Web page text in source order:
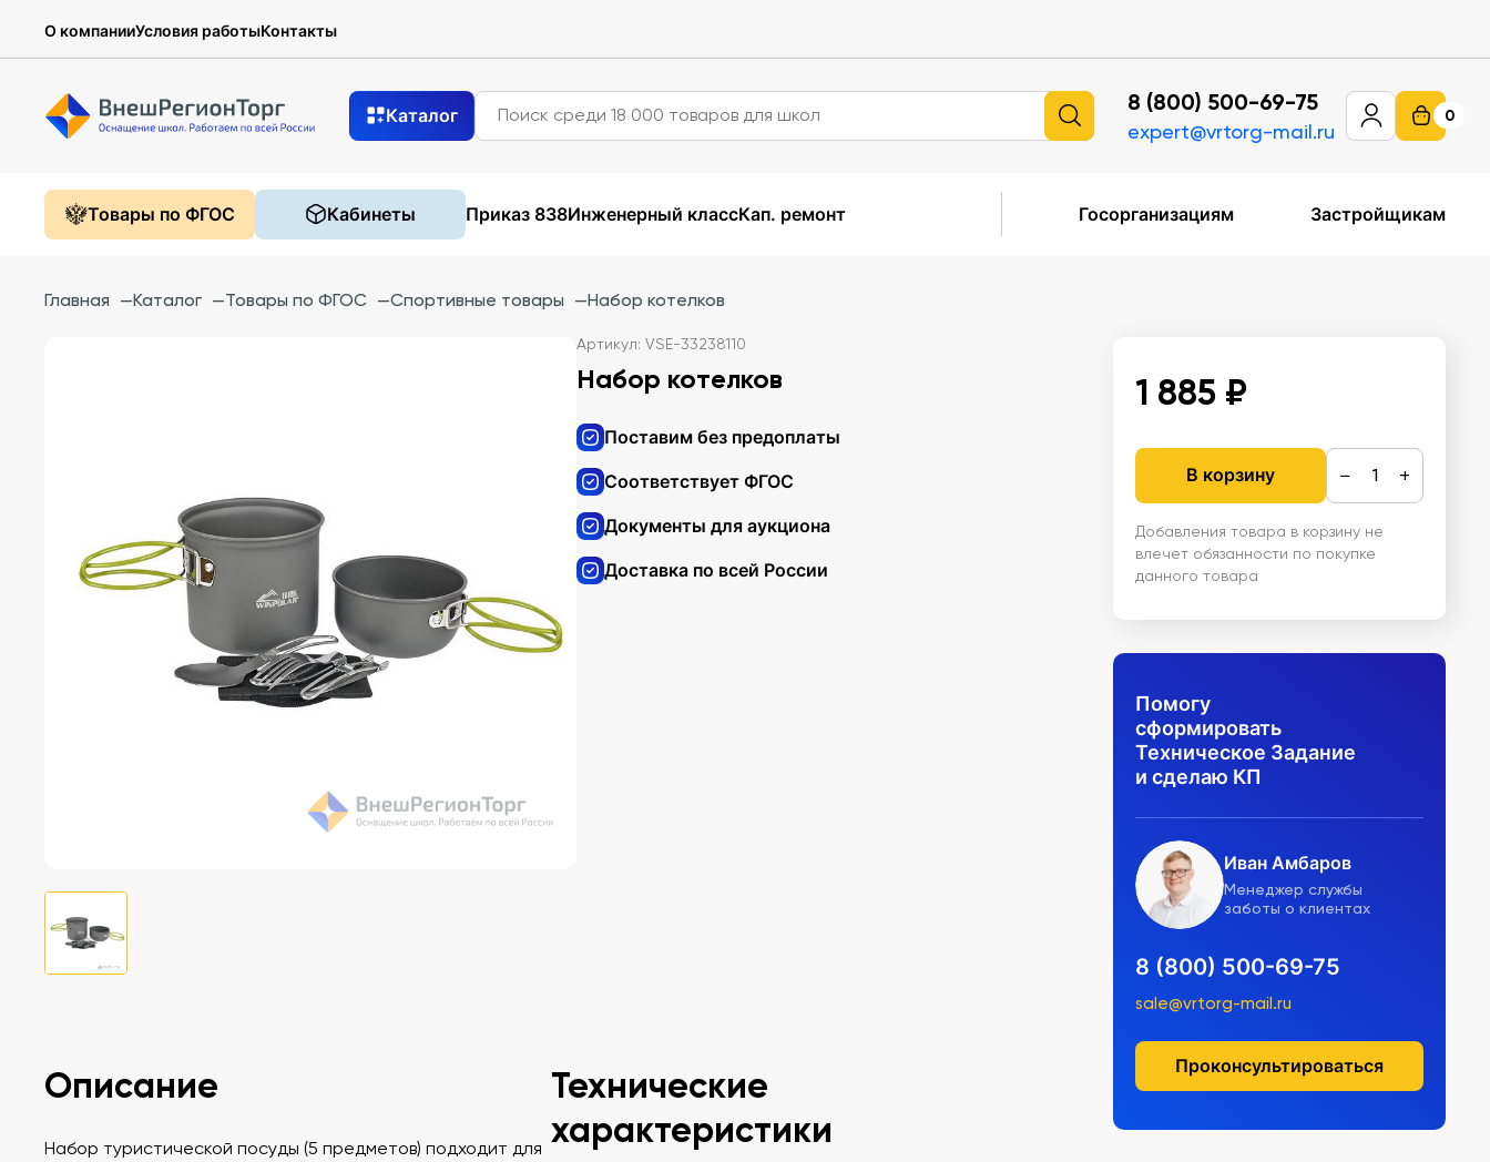
О компанииУсловия работыКонтакты
Каталог 8 (800) 500-69-75
expert@vrtorg-mail.ru
0
Товары по ФГОС Кабинеты Приказ 838Инженерный классКап. ремонт Госорганизациям Застройщикам
Главная —Каталог —Товары по ФГОС —Спортивные товары —Набор котелков
Артикул: VSE-33238110
Набор котелков
Поставим без предоплаты
Соответствует ФГОС
Документы для аукциона
Доставка по всей России
1 885 ₽
В корзину − +
Добавления товара в корзину не
влечет обязанности по покупке
данного товара
Помогу
сформировать
Техническое Задание
и сделаю КП
Иван Амбаров
Менеджер службы
заботы о клиентах
8 (800) 500-69-75
sale@vrtorg-mail.ru
Проконсультироваться
Описание
Набор туристической посуды (5 предметов) подходит для
Технические
характеристики